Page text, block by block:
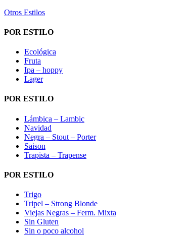
Otros Estilos
POR ESTILO
Ecológica
Fruta
Ipa – hoppy
Lager
POR ESTILO
Lámbica – Lambic
Navidad
Negra – Stout – Porter
Saison
Trapista – Trapense
POR ESTILO
Trigo
Tripel – Strong Blonde
Viejas Negras – Ferm. Mixta
Sin Gluten
Sin o poco alcohol